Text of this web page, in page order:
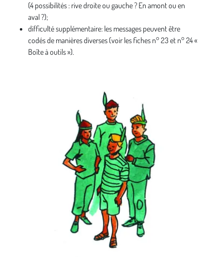
(4 possibilités : rive droite ou gauche ? En amont ou en
aval ?);
difficulté supplémentaire: les messages peuvent être
codés de manières diverses (voir les fiches n° 23 et n° 24 «
Boîte à outils »).